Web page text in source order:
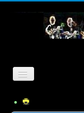
Navigation